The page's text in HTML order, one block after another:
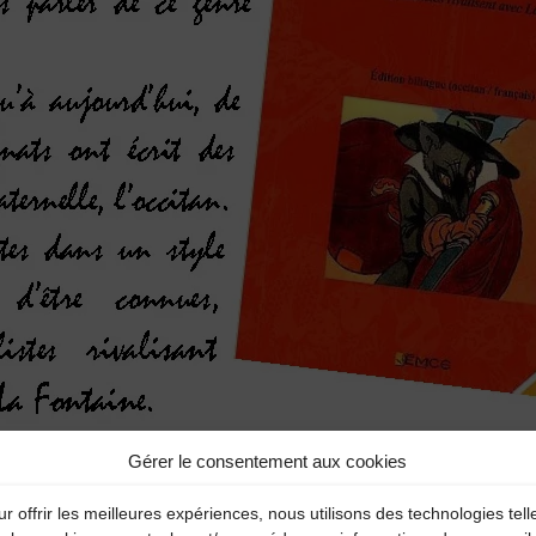
Gérer le consentement aux cookies
offrir les meilleures expériences, nous utilisons des technologies